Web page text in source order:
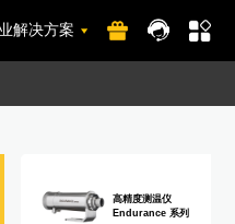
解决方案
高精度测温仪
Endurance 系列